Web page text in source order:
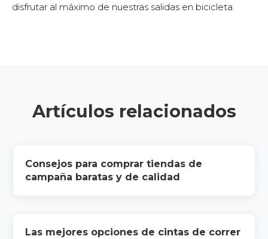
disfrutar al máximo de nuestras salidas en bicicleta.
Artículos relacionados
Consejos para comprar tiendas de
campaña baratas y de calidad
Las mejores opciones de cintas de correr